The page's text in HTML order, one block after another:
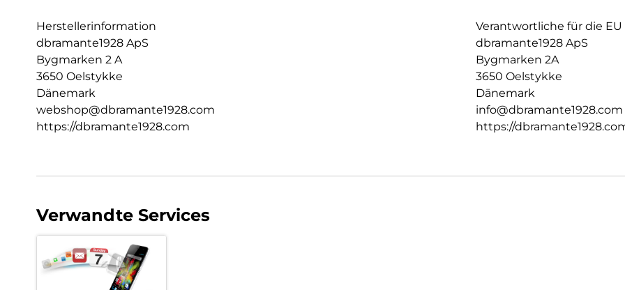
Herstellerinformation
dbramante1928 ApS
Bygmarken 2 A
3650 Oelstykke
Dänemark
webshop@dbramante1928.com
https://dbramante1928.com
Verantwortliche für die EU
dbramante1928 ApS
Bygmarken 2A
3650 Oelstykke
Dänemark
info@dbramante1928.com
https://
Verwandte Services